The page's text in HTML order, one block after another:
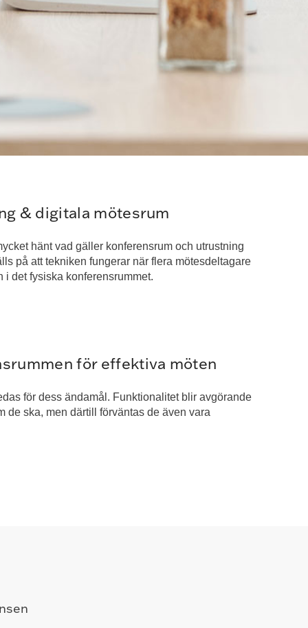
& digitala mötesrum
hänt vad gäller konferensrum och utrustning
på att tekniken fungerar när flera mötesdeltagare
i det fysiska konferensrummet.
för effektiva möten
för dess ändamål. Funktionalitet blir avgörande
de ska, men därtill förväntas de även vara